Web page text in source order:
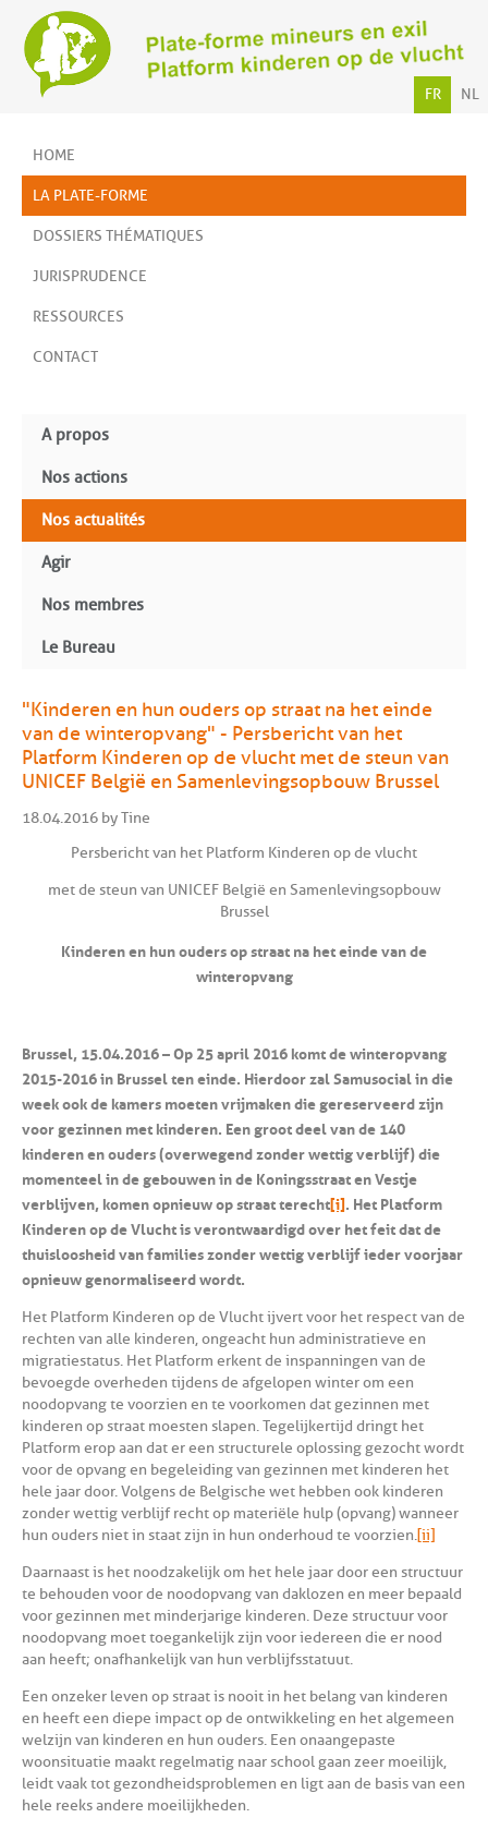
FR NL
HOME
LA PLATE-FORME
DOSSIERS THÉMATIQUES
JURISPRUDENCE
RESSOURCES
CONTACT
A propos
Nos actions
Nos actualités
Agir
Nos membres
Le Bureau
"Kinderen en hun ouders op straat na het einde
van de winteropvang" - Persbericht van het
Platform Kinderen op de vlucht met de steun van
UNICEF België en Samenlevingsopbouw Brussel
18.04.2016 by Tine
Persbericht van het Platform Kinderen op de vlucht
met de steun van UNICEF België en Samenlevingsopbouw
Brussel
Kinderen en hun ouders op straat na het einde van de
winteropvang
Brussel, 15.04.2016 – Op 25 april 2016 komt de winteropvang
2015-2016 in Brussel ten einde. Hierdoor zal Samusocial in die
week ook de kamers moeten vrijmaken die gereserveerd zijn
voor gezinnen met kinderen. Een groot deel van de 140
kinderen en ouders (overwegend zonder wettig verblijf) die
momenteel in de gebouwen in de Koningsstraat en Vestje
verblijven, komen opnieuw op straat terecht[i]. Het Platform
Kinderen op de Vlucht is verontwaardigd over het feit dat de
thuisloosheid van families zonder wettig verblijf ieder voorjaar
opnieuw genormaliseerd wordt.
Het Platform Kinderen op de Vlucht ijvert voor het respect van de
rechten van alle kinderen, ongeacht hun administratieve en
migratiestatus. Het Platform erkent de inspanningen van de
bevoegde overheden tijdens de afgelopen winter om een
noodopvang te voorzien en te voorkomen dat gezinnen met
kinderen op straat moesten slapen. Tegelijkertijd dringt het
Platform erop aan dat er een structurele oplossing gezocht wordt
voor de opvang en begeleiding van gezinnen met kinderen het
hele jaar door. Volgens de Belgische wet hebben ook kinderen
zonder wettig verblijf recht op materiële hulp (opvang) wanneer
hun ouders niet in staat zijn in hun onderhoud te voorzien.[ii]
Daarnaast is het noodzakelijk om het hele jaar door een structuur
te behouden voor de noodopvang van daklozen en meer bepaald
voor gezinnen met minderjarige kinderen. Deze structuur voor
noodopvang moet toegankelijk zijn voor iedereen die er nood
aan heeft; onafhankelijk van hun verblijfsstatuut.
Een onzeker leven op straat is nooit in het belang van kinderen
en heeft een diepe impact op de ontwikkeling en het algemeen
welzijn van kinderen en hun ouders. Een onaangepaste
woonsituatie maakt regelmatig naar school gaan zeer moeilijk,
leidt vaak tot gezondheidsproblemen en ligt aan de basis van een
hele reeks andere moeilijkheden.